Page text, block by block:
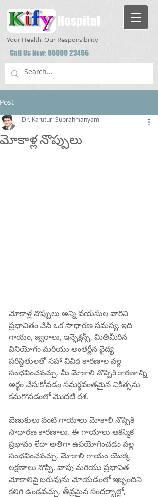
Hospital
Your Health. Our Responsibility
Call Us Now:85000 23456
Post
మోకాళ్ల నొప్పులు
Dr. Karuturi Subrahmanyam
మోకాళ్ల నొప్పులు అన్ని వయసుల వారిని
ప్రభావితం చేసే ఒక సాధారణ సమస్య. ఇది
గాయం, జ్వరాలు, ఇన్ఫెక్షన్స్, మితిమీరిన
వినియోగం మరియు అంతర్లీన వైద్య
పరిస్థితులతో సహా వివిధ కారణాల వల్ల
సంభవించవచ్చు. మీ మోకాలి నొప్పికి కారణాన్ని
అర్థం చేసుకోవడం సమర్థవంతమైన చికిత్సను
కనుగొనడంలో మొదటి దశ.
బెణుకులు వంటి గాయాలు మోకాలి నొప్పికి
సాధారణ కారణాలు. ఈ గాయాలు ఆకస్మిక
ప్రభావం లేదా అతిగా ఉపయోగించడం వల్ల
సంభవించవచ్చు. మోకాలి గాయం యొక్క
లక్షణాలు నొప్పి, వాపు మరియు ప్రభావిత
మోకాలిపై బరువును మోయడంలో ఇబ్బందిని
కలిగి ఉండవచ్చు. తీవ్రమైన సందర్భాల్లో,